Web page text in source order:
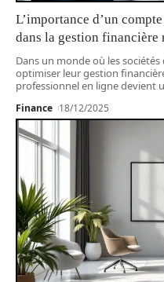
L’importance d’un
dans la gestion financière
Dans un monde où les sociétés
optimiser leur gestion
professionnel en ligne devient
Finance 18/12/2025